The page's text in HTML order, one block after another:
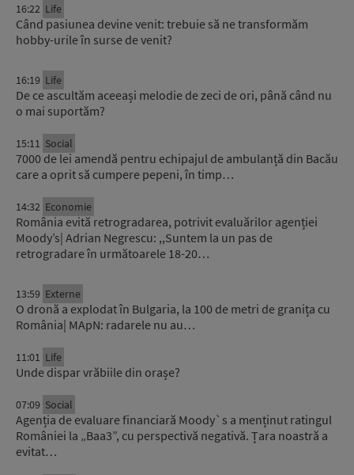
16:22 Life
Când pasiunea devine venit: trebuie să ne transformăm
hobby-urile în surse de venit?
16:19 Life
De ce ascultăm aceeași melodie de zeci de ori, până când nu
o mai suportăm?
15:11 Social
7000 de lei amendă pentru echipajul de ambulanță din Bacău
care a oprit să cumpere pepeni, în timp…
14:32 Economie
România evită retrogradarea, potrivit evaluărilor agenției
Moody’s| Adrian Negrescu: ,,Suntem la un pas de
retrogradare în următoarele 18-20…
13:59 Externe
O dronă a explodat în Bulgaria, la 100 de metri de granița cu
România| MApN: radarele nu au…
11:01 Life
Unde dispar vrăbiile din orașe?
07:09 Social
Agenția de evaluare financiară Moody`s a menținut ratingul
României la „Baa3”, cu perspectivă negativă. Țara noastră a
evitat…